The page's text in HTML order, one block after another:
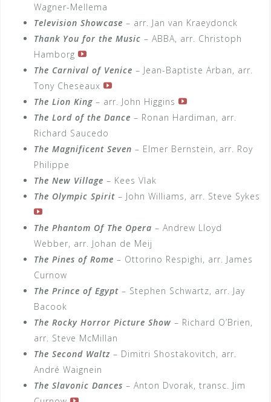
Wagner-Mellema
Television Showcase – arr. Jan van Kraeydonck
Thank You for the Music – ABBA, arr. Christoph
Hamborg
The Carnival of Venice – Jean-Baptiste Arban, arr.
Tony Cheseaux
The Lion King – arr. John Higgins
The Lord of the Dance – Ronan Hardiman, arr.
Richard Saucedo
The Magnificent Seven – Elmer Bernstein, arr. Roy
Philippe
The New Village – Kees Vlak
The Olympic Spirit – John Williams, arr. Steve Sykes
The Phantom Of The Opera – Andrew Lloyd
Webber, arr. Johan de Meij
The Pines of Rome – Ottorino Respighi, arr. James
Curnow
The Prince of Egypt – Stephen Schwartz, arr. Jay
Bacook
The Rocky Horror Picture Show – Richard O’Brien,
arr. Steve McMillan
The Second Waltz – Dimitri Shostakovitch, arr.
André Waignein
The Slavonic Dances – Anton Dvorak, transc. Jim